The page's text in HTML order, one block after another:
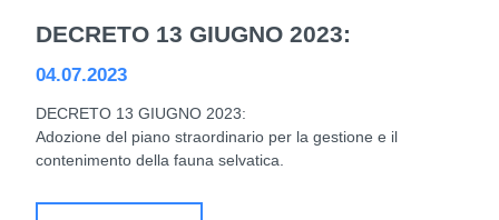
DECRETO 13 GIUGNO 2023:
04.07.2023
DECRETO 13 GIUGNO 2023:
Adozione del piano straordinario per la gestione e il
contenimento della fauna selvatica.